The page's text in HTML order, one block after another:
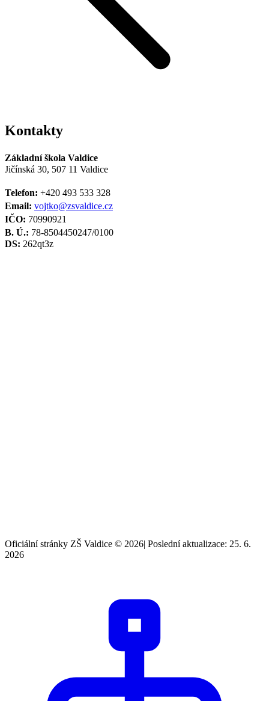
Kontakty
Základní škola Valdice
Jičínská 30, 507 11 Valdice
Telefon: +420 493 533 328
Email: vojtko@zsvaldice.cz
IČO: 70990921
B. Ú.: 78-8504450247/0100
DS: 262qt3z
Oficiální stránky ZŠ Valdice © 2026| Poslední aktualizace: 25. 6.
2026